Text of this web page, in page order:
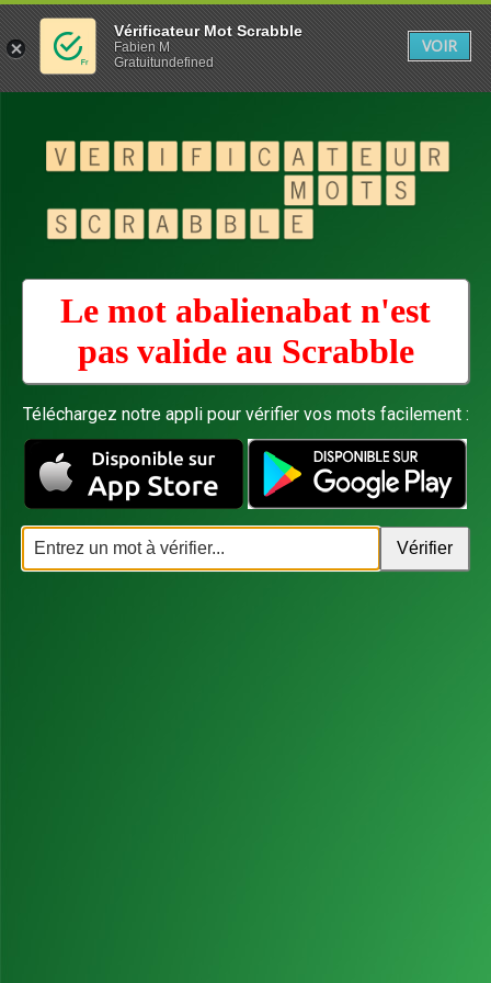
Le mot abalienabat n'est
pas valide au Scrabble
Téléchargez notre appli pour vérifier vos mots facilement :
Vérificateur Mot Scrabble
Fabien M
Gratuitundefined
VOIR